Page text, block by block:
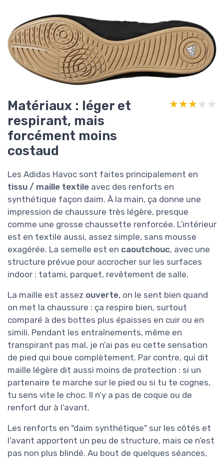
Matériaux : léger et
respirant, mais
forcément moins
costaud
★★★★★
★★★★★
Les Adidas Havoc sont faites principalement en
tissu / maille textile avec des renforts en
synthétique façon daim. À la main, ça donne une
impression de chaussure très légère, presque
comme une grosse chaussette renforcée. L’intérieur
est en textile aussi, assez simple, sans mousse
exagérée. La semelle est en caoutchouc, avec une
structure prévue pour accrocher sur les surfaces
indoor : tatami, parquet, revêtement de salle.
La maille est assez ouverte, on le sent bien quand
on met la chaussure : ça respire bien, surtout
comparé à des bottes plus épaisses en cuir ou en
simili. Pendant les entraînements, même en
transpirant pas mal, je n’ai pas eu cette sensation
de pied qui boue complètement. Par contre, qui dit
maille légère dit aussi moins de protection : si un
partenaire te marche sur le pied ou si tu te cognes,
tu sens vite le choc. Il n’y a pas de coque ou de
renfort dur à l’avant.
Les renforts en "daim synthétique" sur les côtés et
l’avant apportent un peu de structure, mais ce n’est
pas non plus blindé. Au bout de quelques séances,